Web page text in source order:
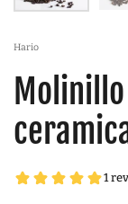
Hario